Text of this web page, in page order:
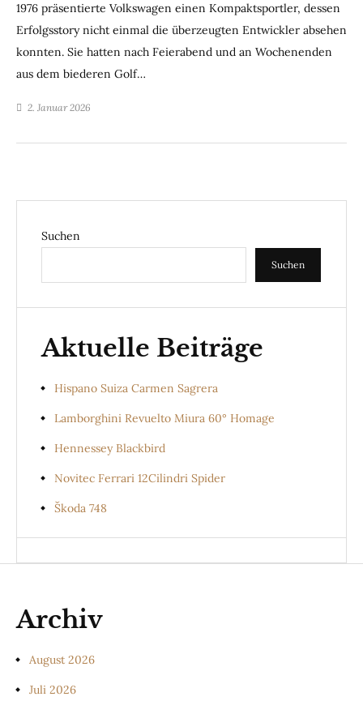
1976 präsentierte Volkswagen einen Kompaktsportler, dessen
Erfolgsstory nicht einmal die überzeugten Entwickler absehen
konnten. Sie hatten nach Feierabend und an Wochenenden
aus dem biederen Golf…
2. Januar 2026
Suchen
Suchen
Aktuelle Beiträge
Hispano Suiza Carmen Sagrera
Lamborghini Revuelto Miura 60° Homage
Hennessey Blackbird
Novitec Ferrari 12Cilindri Spider
Škoda 748
Archiv
August 2026
Juli 2026